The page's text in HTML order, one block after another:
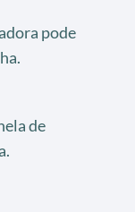
pode
de